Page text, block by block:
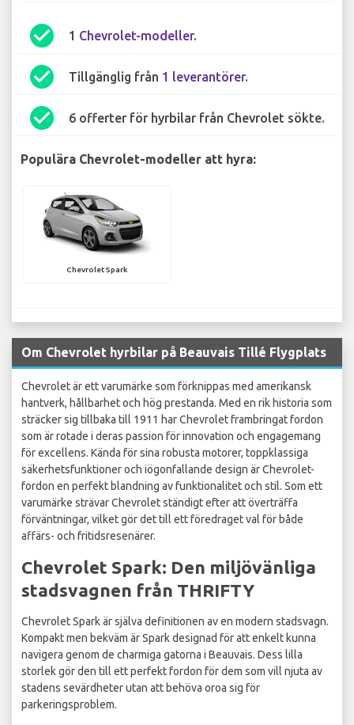
check_circle 1 Chevrolet-modeller.
check_circle Tillgänglig från 1 leverantörer.
check_circle 6 offerter för hyrbilar från Chevrolet sökte.
Populära Chevrolet-modeller att hyra:
Chevrolet Spark
Om Chevrolet hyrbilar på Beauvais Tillé Flygplats
Chevrolet är ett varumärke som förknippas med amerikansk
hantverk, hållbarhet och hög prestanda. Med en rik historia som
sträcker sig tillbaka till 1911 har Chevrolet frambringat fordon
som är rotade i deras passion för innovation och engagemang
för excellens. Kända för sina robusta motorer, toppklassiga
säkerhetsfunktioner och iögonfallande design är Chevrolet-
fordon en perfekt blandning av funktionalitet och stil. Som ett
varumärke strävar Chevrolet ständigt efter att överträffa
förväntningar, vilket gör det till ett föredraget val för både
affärs- och fritidsresenärer.
Chevrolet Spark: Den miljövänliga
stadsvagnen från THRIFTY
Chevrolet Spark är själva definitionen av en modern stadsvagn.
Kompakt men bekväm är Spark designad för att enkelt kunna
navigera genom de charmiga gatorna i Beauvais. Dess lilla
storlek gör den till ett perfekt fordon för dem som vill njuta av
stadens sevärdheter utan att behöva oroa sig för
parkeringsproblem.